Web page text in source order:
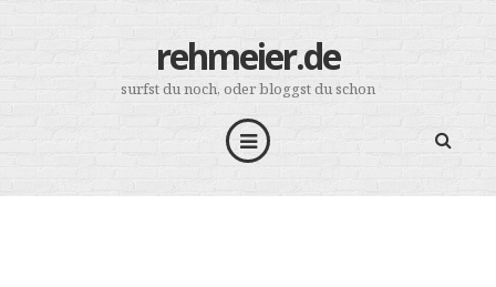
rehmeier.de
surfst du noch, oder bloggst du schon